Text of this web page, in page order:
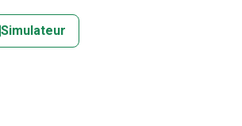
Simulateur